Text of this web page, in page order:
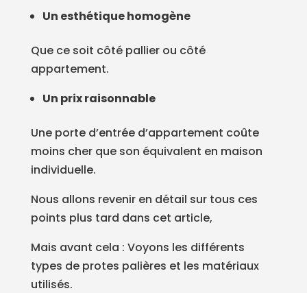
Un esthétique homogène
Que ce soit côté pallier ou côté
appartement.
Un prix raisonnable
Une porte d’entrée d’appartement coûte
moins cher que son équivalent en maison
individuelle.
Nous allons revenir en détail sur tous ces
points plus tard dans cet article,
Mais avant cela : Voyons les différents
types de protes palières et les matériaux
utilisés.